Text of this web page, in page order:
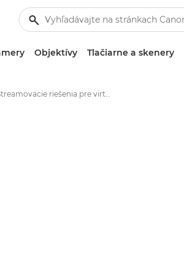
Objektívy Tlačiarne a skenery
Streamovacie riešenia pre virtuálne učebne